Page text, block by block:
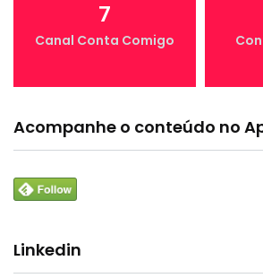
7
Canal Conta Comigo
Acompanhe o conteúdo no
Linkedin